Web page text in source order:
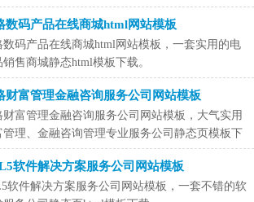
数码产品在线商城html网站模板
数码产品在线商城html网站模板，一套实用的电
售商城静态html模板下载。
财富管理金融咨询服务公司网站模板
财富管理金融咨询服务公司网站模板，大气实用
管理、金融咨询管理专业服务公司静态页模板下
软件解决方案服务公司网站模板
软件解决方案服务公司网站模板，一套不错的软